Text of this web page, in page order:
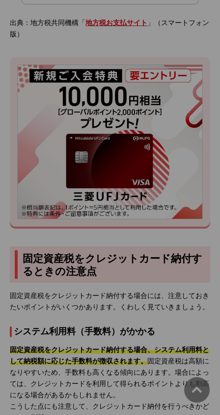
出典：地方税共同機構「 地方税お支払サイト 」（スマートフォン
版）
固定資産税をクレジットカード納付す
るときの注意点
固定資産税をクレジットカード納付する場合には、注意しておき
たいポイントがいくつかあります。くわしく見ていきましょう。
システム利用料（手数料）がかかる
固定資産税をクレジットカード納付する場合、システム利用料と
して納税額に応じた手数料が徴収されます。固定資産税は高額に
なりやすいため、手数料も高くなる傾向にあります。場合によっ
ては、クレジットカードを利用して得られるポイントよりも割高
になる場合があるかもしれません。
こうした点にも注意して、クレジットカード納付を行うべきかど